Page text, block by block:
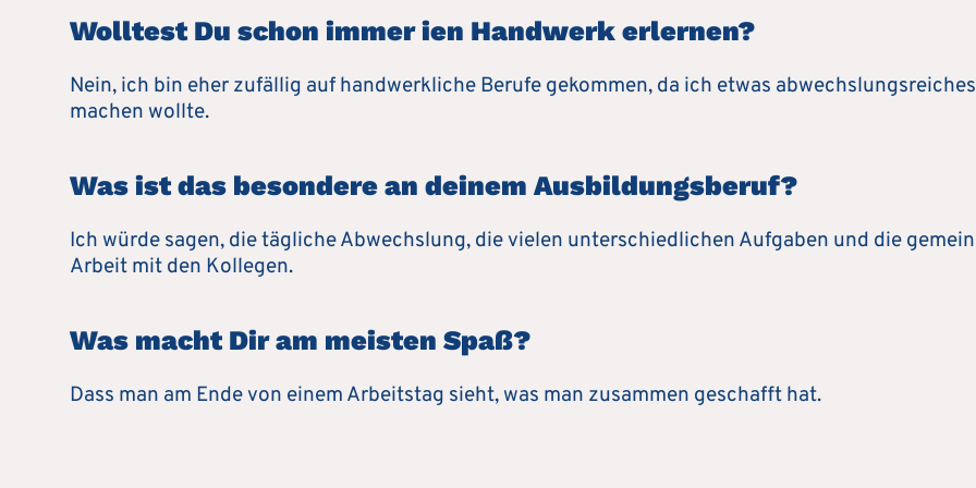
Wolltest Du schon immer ien Handwerk erlernen?
Nein, ich bin eher zufällig auf handwerkliche Berufe gekommen, da ich etwas abwechslungsreiches
machen wollte.
Was ist das besondere an deinem Ausbildungsberuf?
Ich würde sagen, die tägliche Abwechslung, die vielen unterschiedlichen Aufgaben und die
Arbeit mit den Kollegen.
Was macht Dir am meisten Spaß?
Dass man am Ende von einem Arbeitstag sieht, was man zusammen geschafft hat.